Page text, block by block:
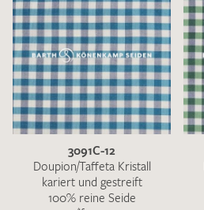
3091C-12
Doupion/Taffeta Kristall
kariert und gestreift
100% reine Seide